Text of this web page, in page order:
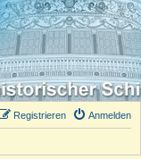
Anmelden
Registrieren